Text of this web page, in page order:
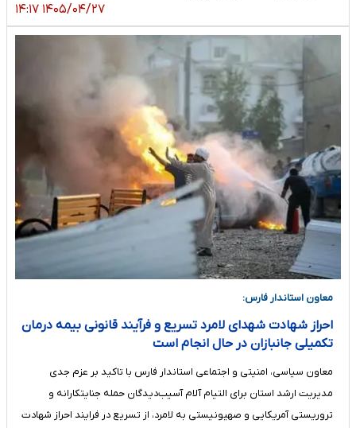
۱۴۰۵/۰۴/۲۷ ۱۴:۱۷
معاون استاندار فارس:
احراز شهادت شهدای لامرد تسریع و فرآیند قانونی بیمه درمان
تکمیلی جانبازان در حال انجام است
معاون سیاسی، امنیتی و اجتماعی استاندار فارس با تاکید بر عزم جدی
مدیریت ارشد استان برای التیام آلام آسیب‌دیدگان حمله جنایتکارانه و
تروریستی آمریکایی و صهیونیستی به لامرد، از تسریع در فرایند احراز شهادت